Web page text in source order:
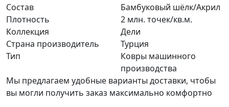
Состав
Бамбуковый шёлк/Акрил
Плотность
2 млн. точек/кв.м.
Коллекция
Дели
Страна производитель
Турция
Тип
Ковры машинного
производства
Мы предлагаем удобные варианты доставки, чтобы
вы могли получить заказ максимально комфортно